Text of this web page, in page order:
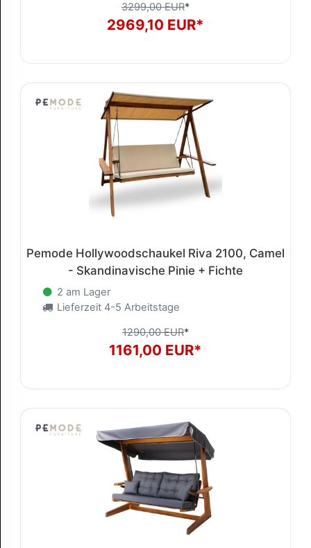
3299,00 EUR*
2969,10 EUR*
Pemode Hollywoodschaukel Riva 2100, Camel
- Skandinavische Pinie + Fichte
2 am Lager
Lieferzeit 4-5 Arbeitstage
1290,00 EUR*
1161,00 EUR*